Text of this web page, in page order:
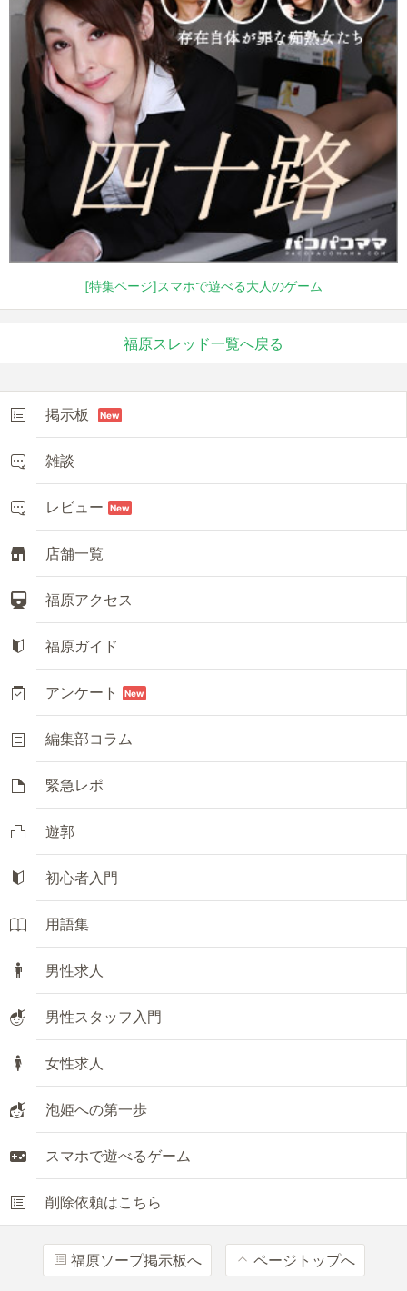
[特集ページ]スマホで遊べる大人のゲーム
福原スレッド一覧へ戻る
掲示板 New
雑談
レビュー New
店舗一覧
福原アクセス
福原ガイド
アンケート New
編集部コラム
緊急レポ
遊郭
初心者入門
用語集
男性求人
男性スタッフ入門
女性求人
泡姫への第一歩
スマホで遊べるゲーム
削除依頼はこちら
福原ソープ掲示板へ ページトップへ